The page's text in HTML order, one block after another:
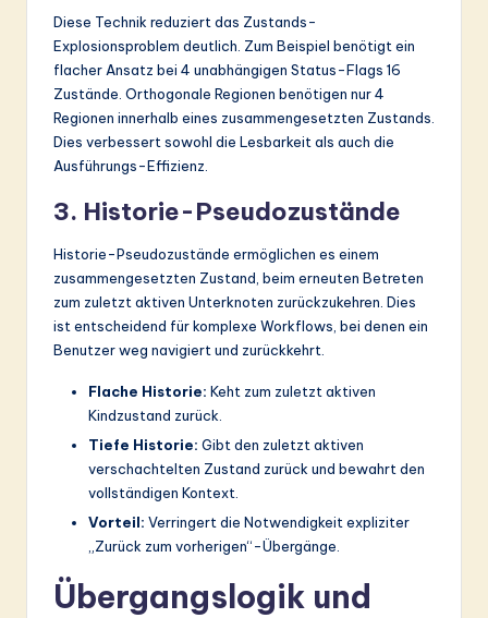
Diese Technik reduziert das Zustands-
Explosionsproblem deutlich. Zum Beispiel benötigt ein
flacher Ansatz bei 4 unabhängigen Status-Flags 16
Zustände. Orthogonale Regionen benötigen nur 4
Regionen innerhalb eines zusammengesetzten Zustands.
Dies verbessert sowohl die Lesbarkeit als auch die
Ausführungs-Effizienz.
3. Historie-Pseudozustände
Historie-Pseudozustände ermöglichen es einem
zusammengesetzten Zustand, beim erneuten Betreten
zum zuletzt aktiven Unterknoten zurückzukehren. Dies
ist entscheidend für komplexe Workflows, bei denen ein
Benutzer weg navigiert und zurückkehrt.
Flache Historie: Keht zum zuletzt aktiven
Kindzustand zurück.
Tiefe Historie: Gibt den zuletzt aktiven
verschachtelten Zustand zurück und bewahrt den
vollständigen Kontext.
Vorteil: Verringert die Notwendigkeit expliziter
„Zurück zum vorherigen“-Übergänge.
Übergangslogik und